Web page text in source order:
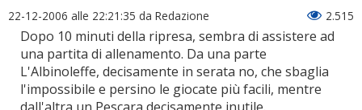
22-12-2006 alle 22:21:35 da Redazione 2.515
Dopo 10 minuti della ripresa, sembra di assistere ad
una partita di allenamento. Da una parte
L'Albinoleffe, decisamente in serata no, che sbaglia
l'impossibile e persino le giocate più facili, mentre